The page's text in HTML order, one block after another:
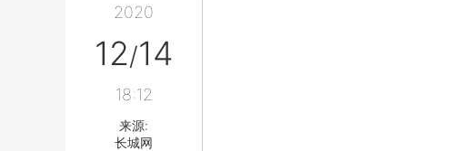
2020
12/14
18:12
来源:
长城网